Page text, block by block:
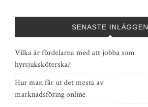
SENASTE INLÄGGEN
Vilka är fördelarna med att jobba som
hyrsjuksköterska?
Hur man får ut det mesta av
marknadsföring online